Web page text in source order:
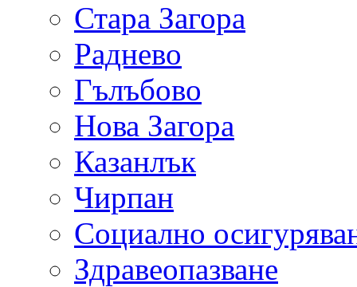
Стара Загора
Раднево
Гълъбово
Нова Загора
Казанлък
Чирпан
Социално
Здравеопазване